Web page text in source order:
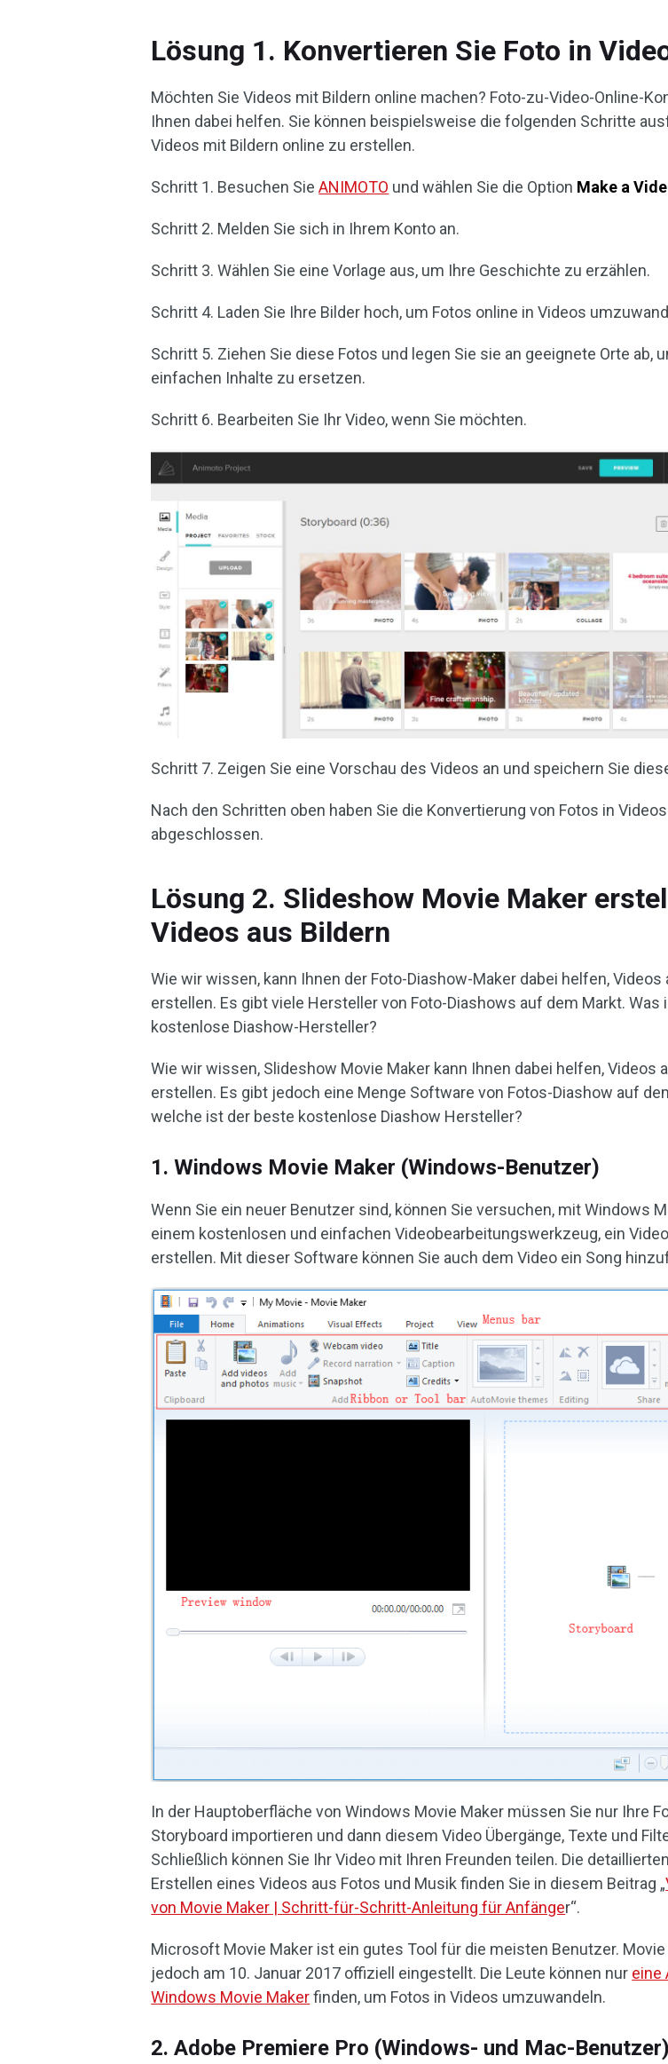
Lösung 1. Konvertieren Sie Foto in
Möchten Sie Videos mit Bildern online machen? Foto-zu-Video-Online-
Ihnen dabei helfen. Sie können beispielsweise die folgenden Schritte
Videos mit Bildern online zu erstellen.
Schritt 1. Besuchen SieANIMOTO und wählen Sie die Option Make a
Schritt 2. Melden Sie sich in Ihrem Konto an.
Schritt 3. Wählen Sie eine Vorlage aus, um Ihre Geschichte zu erzählen.
Schritt 4. Laden Sie Ihre Bilder hoch, um Fotos online in Videos
Schritt 5. Ziehen Sie diese Fotos und legen Sie sie an geeignete Orte ab,
einfachen Inhalte zu ersetzen.
Schritt 6. Bearbeiten Sie Ihr Video, wenn Sie möchten.
Schritt 7. Zeigen Sie eine Vorschau des Videos an und speichern Sie
Nach den Schritten oben haben Sie die Konvertierung von Fotos in
abgeschlossen.
Lösung 2. Slideshow Movie Maker
Videos aus Bildern
Wie wir wissen, kann Ihnen der Foto-Diashow-Maker dabei helfen, Videos
erstellen. Es gibt viele Hersteller von Foto-Diashows auf dem Markt. Was
kostenlose Diashow-Hersteller?
Wie wir wissen, Slideshow Movie Maker kann Ihnen dabei helfen, Videos
erstellen. Es gibt jedoch eine Menge Software von Fotos-Diashow auf
welche ist der beste kostenlose Diashow Hersteller?
1. Windows Movie Maker (Windows-Benutzer)
Wenn Sie ein neuer Benutzer sind, können Sie versuchen, mit Windows
einem kostenlosen und einfachen Videobearbeitungswerkzeug, ein
erstellen. Mit dieser Software können Sie auch dem Video ein Song
In der Hauptoberfläche von Windows Movie Maker müssen Sie nur Ihre
Storyboard importieren und dann diesem Video Übergänge, Texte und
Schließlich können Sie Ihr Video mit Ihren Freunden teilen. Die
Erstellen eines Videos aus Fotos und Musik finden Sie in diesem Beitrag „
von Movie Maker | Schritt-für-Schritt-Anleitung für Anfänger“.
Microsoft Movie Maker ist ein gutes Tool für die meisten Benutzer.
jedoch am 10. Januar 2017 offiziell eingestellt. Die Leute können nur eine
Windows Movie Makerfinden, um Fotos in Videos umzuwandeln.
2. Adobe Premiere Pro (Windows- und Mac-Benutzer)